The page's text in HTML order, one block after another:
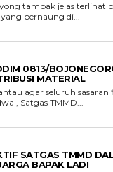
tampak jelas terlihat
yang bernaung di...
0813/
MATERIAL
agar seluruh sasaran
Satgas TMMD...
SATGAS TMMD
BAPAK LADI